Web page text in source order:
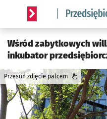
Serwis informacyjny
Wśród zabytkowych
inkubator
Przesuń zdjęcie palcem